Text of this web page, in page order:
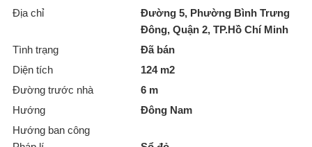
Địa chỉ
Đường 5, Phường Bình Trưng
Đông, Quận 2, TP.Hồ Chí Minh
Tình trạng
Đã bán
Diện tích
124 m2
Đường trước nhà
6 m
Hướng
Đông Nam
Hướng ban công